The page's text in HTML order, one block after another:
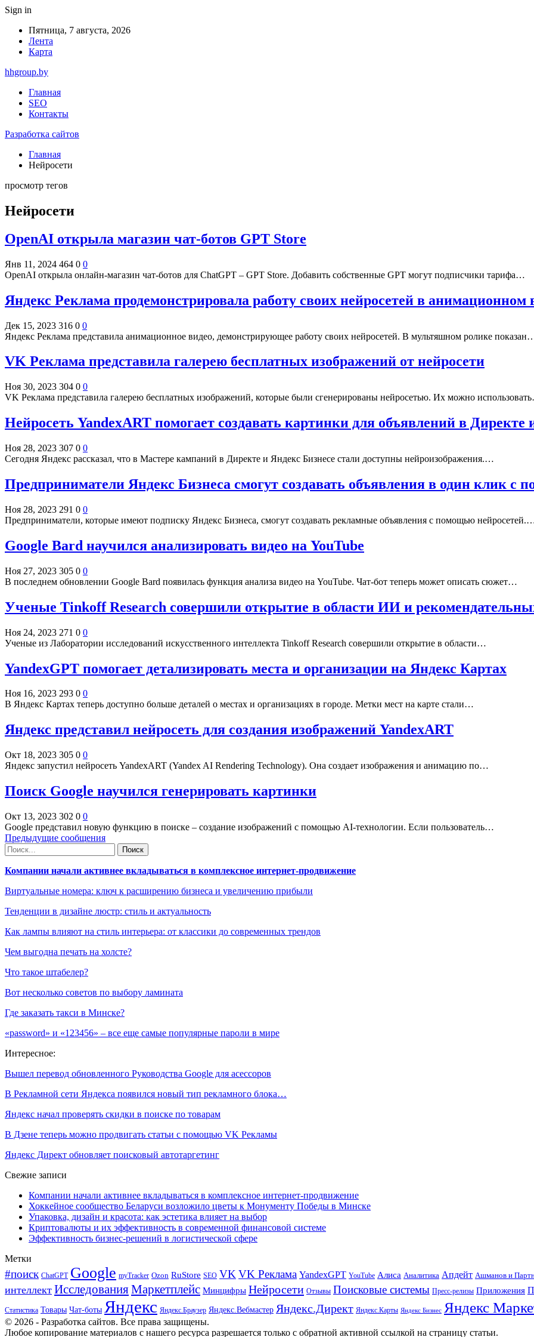
Sign in
Пятница, 7 августа, 2026
Лента
Карта
hhgroup.by
Главная
SEO
Контакты
Разработка сайтов
Главная
Нейросети
просмотр тегов
Нейросети
OpenAI открыла магазин чат-ботов GPT Store
Янв 11, 2024 464 0 0
OpenAI открыла онлайн-магазин чат-ботов для ChatGPT – GPT Store. Добавить собственные GPT могут подписчики тарифа…
Яндекс Реклама продемонстрировала работу своих нейросетей в анимационном
Дек 15, 2023 316 0 0
Яндекс Реклама представила анимационное видео, демонстрирующее работу своих нейросетей. В мультяшном ролике
VK Реклама представила галерею бесплатных изображений от нейросети
Ноя 30, 2023 304 0 0
VK Реклама представила галерею бесплатных изображений, которые были сгенерированы нейросетью. Их можно
Нейросеть YandexART помогает создавать картинки для объявлений в
Ноя 28, 2023 307 0 0
Сегодня Яндекс рассказал, что в Мастере кампаний в Директе и Яндекс Бизнесе стали доступны нейроизображения.…
Предприниматели Яндекс Бизнеса смогут создавать объявления в один клик
Ноя 28, 2023 291 0 0
Предприниматели, которые имеют подписку Яндекс Бизнеса, смогут создавать рекламные объявления с помощью
Google Bard научился анализировать видео на YouTube
Ноя 27, 2023 305 0 0
В последнем обновлении Google Bard появилась функция анализа видео на YouTube. Чат-бот теперь может описать сюжет…
Ученые Tinkoff Research совершили открытие в области ИИ и
Ноя 24, 2023 271 0 0
Ученые из Лаборатории исследований искусственного интеллекта Tinkoff Research совершили открытие в области…
YandexGPT помогает детализировать места и организации на Яндекс Картах
Ноя 16, 2023 293 0 0
В Яндекс Картах теперь доступно больше деталей о местах и организациях в городе. Метки мест на карте стали…
Яндекс представил нейросеть для создания изображений YandexART
Окт 18, 2023 305 0 0
Яндекс запустил нейросеть YandexART (Yandex AI Rendering Technology). Она создает изображения и анимацию по…
Поиск Google научился генерировать картинки
Окт 13, 2023 302 0 0
Google представил новую функцию в поиске – создание изображений с помощью AI-технологии. Если пользователь…
Предыдущие сообщения
Компании начали активнее вкладываться в комплексное интернет-продвижение
Виртуальные номера: ключ к расширению бизнеса и увеличению прибыли
Тенденции в дизайне люстр: стиль и актуальность
Как лампы влияют на стиль интерьера: от классики до современных трендов
Чем выгодна печать на холсте?
Что такое штабелер?
Вот несколько советов по выбору ламината
Где заказать такси в Минске?
«password» и «123456» – все еще самые популярные пароли в мире
Интересное:
Вышел перевод обновленного Руководства Google для асессоров
В Рекламной сети Яндекса появился новый тип рекламного блока…
Яндекс начал проверять скидки в поиске по товарам
В Дзене теперь можно продвигать статьи с помощью VK Рекламы
Яндекс Директ обновляет поисковый автотаргетинг
Свежие записи
Компании начали активнее вкладываться в комплексное интернет-продвижение
Хоккейное сообщество Беларуси возложило цветы к Монументу Победы в Минске
Упаковка, дизайн и красота: как эстетика влияет на выбор
Криптовалюты и их эффективность в современной финансовой системе
Эффективность бизнес-решений в логистической сфере
Метки
#поиск ChatGPT Google myTracker Ozon RuStore SEO VK VK Реклама YandexGPT YouTube Алиса Аналитика Апдейт Ашманов и
интеллект ИсследованияМаркетплейс Минцифры Нейросети Отзывы Поисковые системы Пресс-релизы Приложения
Статистика Товары Чат-боты Яндекс Яндекс.Браузер Яндекс.Вебмастер Яндекс.Директ Яндекс.Карты Яндекс Бизнес Яндекс
© 2026 - Разработка сайтов. Все права защищены.
Любое копирование материалов с нашего ресурса разрешается только с обратной активной ссылкой на страницу статьи.